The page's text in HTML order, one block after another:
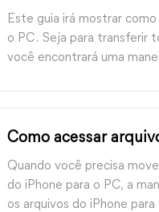
iPhone e Android
Este guia irá mostrar
o PC. Seja para transferir
você encontrará uma
Como acessar
gratuitamente: 3
Quando você precisa
do iPhone para o PC, a
os arquivos do iPhone